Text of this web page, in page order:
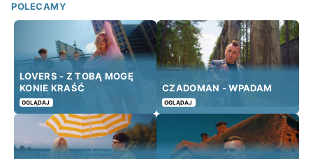
POLECAMY
LOVERS - Z TOBĄ MOGĘ
KONIE KRAŚĆ
OGLĄDAJ
CZADOMAN - WPADAM
OGLĄDAJ